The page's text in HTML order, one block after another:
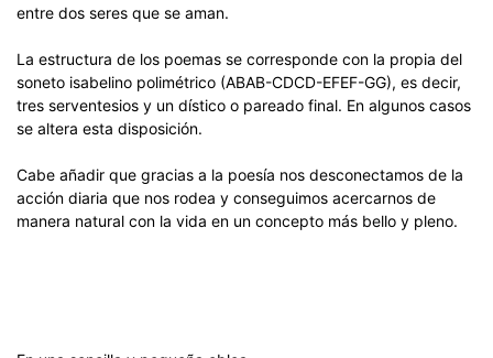
entre dos seres que se aman.
La estructura de los poemas se corresponde con la propia del
soneto isabelino polimétrico (ABAB-CDCD-EFEF-GG), es decir,
tres serventesios y un dístico o pareado final. En algunos casos
se altera esta disposición.
Cabe añadir que gracias a la poesía nos desconectamos de la
acción diaria que nos rodea y conseguimos acercarnos de
manera natural con la vida en un concepto más bello y pleno.